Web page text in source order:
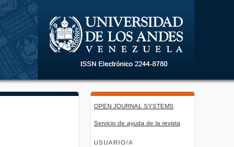
OPEN JOURNAL SYSTEMS
Servicio de ayuda de la revista
USUARIO/A